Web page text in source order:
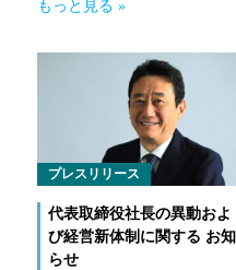
もっと見る »
プレスリリース
代表取締役社長の異動およ
び経営新体制に関する お知
らせ
整備業務提携
メールマガジン
企業情報